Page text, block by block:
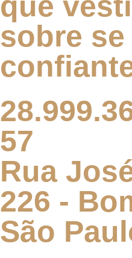
sobre
57
Rua
226 -
São